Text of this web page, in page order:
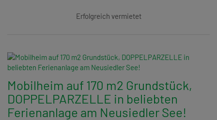
Erfolgreich vermietet
Mobilheim auf 170 m2 Grundstück,
DOPPELPARZELLE in beliebten
Ferienanlage am Neusiedler See!